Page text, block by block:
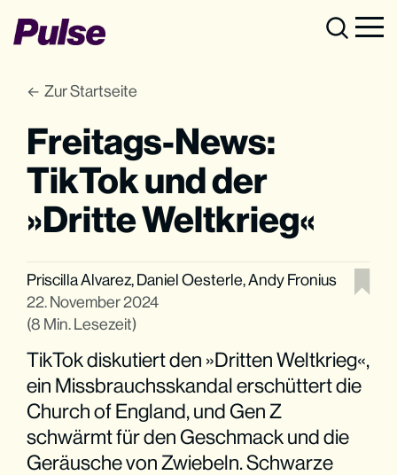
Zur Startseite
Freitags-News:
TikTok und der
»Dritte Weltkrieg«
Priscilla Alvarez,Daniel Oesterle,Andy Fronius
22. November 2024
(8 Min. Lesezeit)
TikTok diskutiert den »Dritten Weltkrieg«,
ein Missbrauchsskandal erschüttert die
Church of England, und Gen Z
schwärmt für den Geschmack und die
Geräusche von Zwiebeln. Schwarze